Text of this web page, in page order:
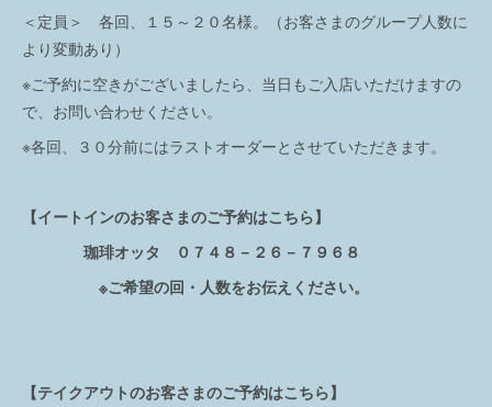
＜定員＞ 各回、１５～２０名様。（お客さまのグループ人数に
より変動あり）
※ご予約に空きがございましたら、当日もご入店いただけますの
で、お問い合わせください。
※各回、３０分前にはラストオーダーとさせていただきます。
【イートインのお客さまのご予約はこちら】
珈琲オッタ ０７４８－２６－７９６８
※ご希望の回・人数をお伝えください。
【テイクアウトのお客さまのご予約はこちら】